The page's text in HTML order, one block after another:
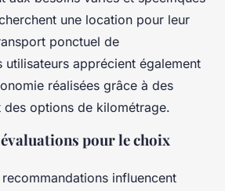
une location pour leur
ponctuel de
utilisateurs apprécient également
réalisées grâce à des
options de kilométrage.
pour le choix
influencent